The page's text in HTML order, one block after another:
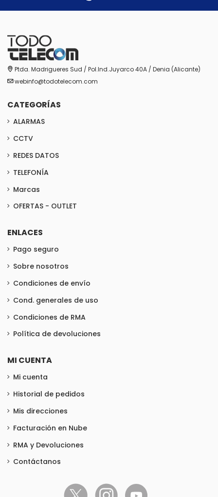
Ptda. Madrigueres Sud / Pol.Ind.Juyarco 40A / Denia (Alicante)
webinfo@todotelecom.com
CATEGORÍAS
ALARMAS
CCTV
REDES DATOS
TELEFONÍA
Marcas
OFERTAS - OUTLET
ENLACES
Pago seguro
Sobre nosotros
Condiciones de envío
Cond. generales de uso
Condiciones de RMA
Política de devoluciones
MI CUENTA
Mi cuenta
Historial de pedidos
Mis direcciones
Facturación en Nube
RMA y Devoluciones
Contáctanos